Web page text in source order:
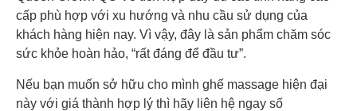
cấp phù hợp với xu hướng và nhu cầu sử dụng của
khách hàng hiện nay. Vì vậy, đây là sản phẩm chăm sóc
sức khỏe hoàn hảo, “rất đáng để đầu tư”.
Nếu bạn muốn sở hữu cho mình ghế massage hiện đại
này với giá thành hợp lý thì hãy liên hệ ngay số